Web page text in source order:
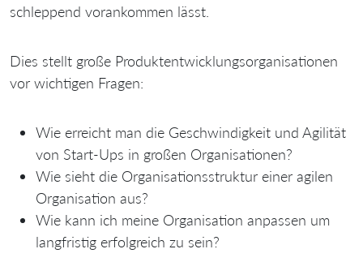
schleppend vorankommen lässt.
Dies stellt große Produktentwicklungsorganisationen
vor wichtigen Fragen:
Wie erreicht man die Geschwindigkeit und Agilität
von Start-Ups in großen Organisationen?
Wie sieht die Organisationsstruktur einer agilen
Organisation aus?
Wie kann ich meine Organisation anpassen um
langfristig erfolgreich zu sein?